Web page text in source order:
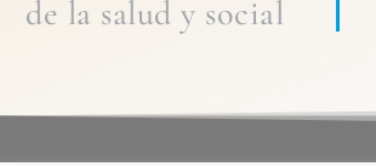
de la salud y social